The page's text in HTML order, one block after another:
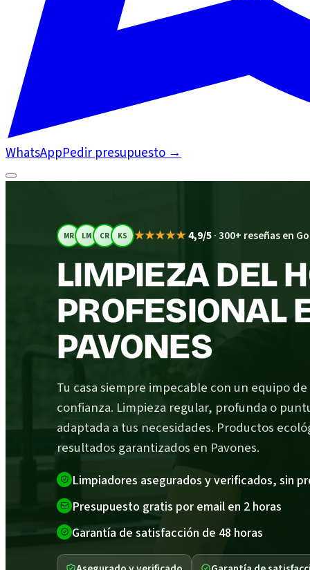
WhatsAppPedir presupuesto→
MR LM CR KS ★★★★★4,9/5·300+ reseñas en
LIMPIEZA DEL
PROFESIONAL
PAVONES
Tu casa siempre impecable con un equipo de
confianza. Limpieza regular, profunda o
adaptada a tus necesidades. Productos
resultados garantizados en Pavones.
Limpiadores asegurados y verificados, sin
Presupuesto gratis por email en 2 horas
Garantía de satisfacción de 48 horas